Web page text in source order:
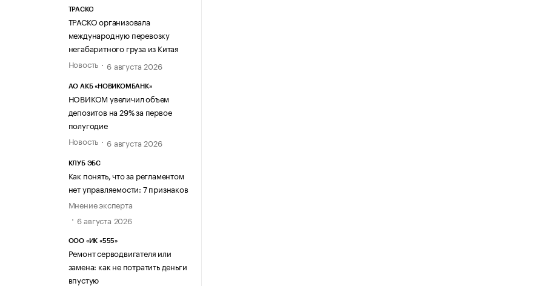
ТРАСКО
ТРАСКО организовала
международную перевозку
негабаритного груза из Китая
Новость
6 августа 2026
АО АКБ «НОВИКОМБАНК»
НОВИКОМ увеличил объем
депозитов на 29% за первое
полугодие
Новость
6 августа 2026
КЛУБ ЭБС
Как понять, что за регламентом
нет управляемости: 7 признаков
Мнение эксперта
6 августа 2026
ООО «ИК «555»
Ремонт серводвигателя или
замена: как не потратить деньги
впустую